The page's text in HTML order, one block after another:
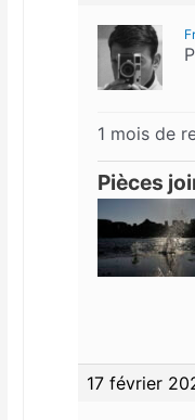
1 mois de
Pièces
17 février